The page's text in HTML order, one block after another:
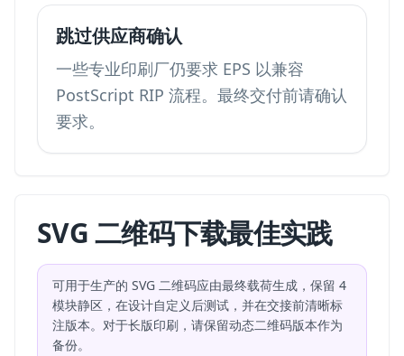
跳过供应商确认
一些专业印刷厂仍要求 EPS 以兼容
PostScript RIP 流程。最终交付前请确认
要求。
SVG 二维码下载最佳实践
可用于生产的 SVG 二维码应由最终载荷生成，保留 4
模块静区，在设计自定义后测试，并在交接前清晰标
注版本。对于长版印刷，请保留动态二维码版本作为
备份。